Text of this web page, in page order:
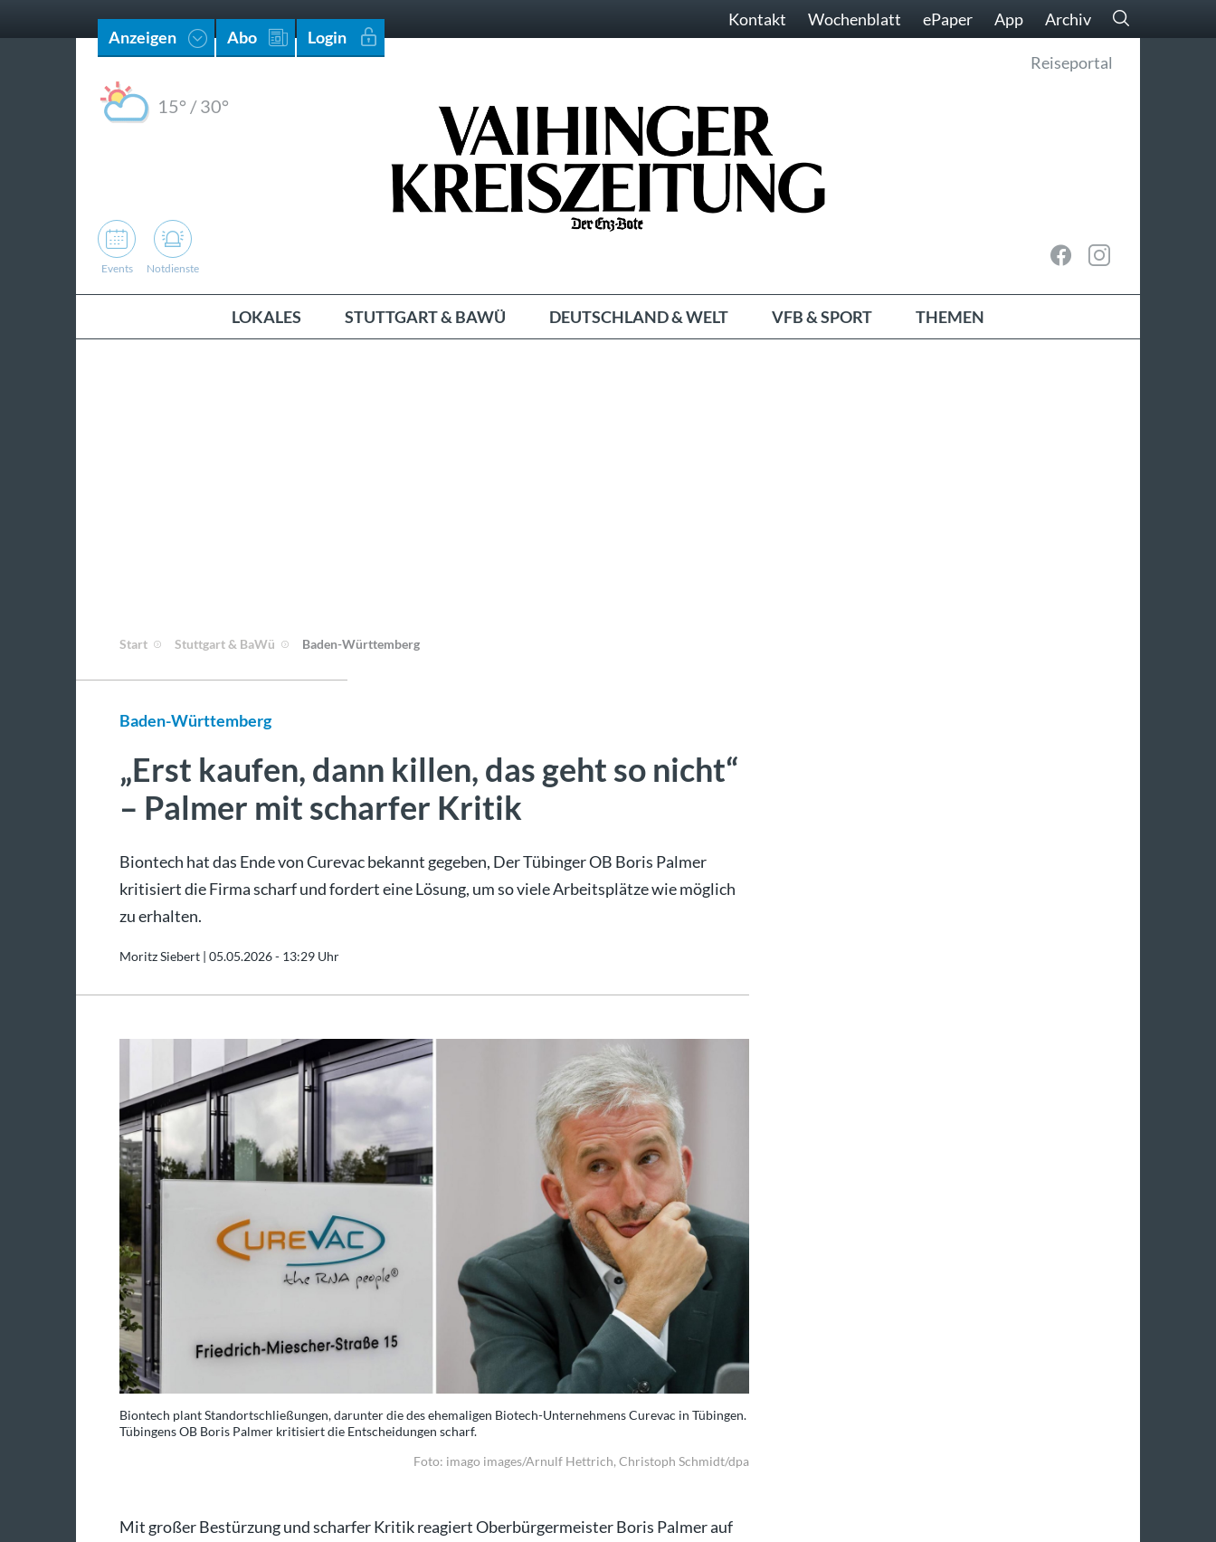
Anzeigen Abo Login
Kontakt Wochenblatt ePaper App Archiv
15° /30°
Reiseportal
Events Notdienste
LOKALES STUTTGART & BAWÜ DEUTSCHLAND & WELT VFB & SPORT THEMEN
Start Stuttgart & BaWü Baden-Württemberg
Baden-Württemberg
„Erst kaufen, dann killen, das geht so nicht“
– Palmer mit scharfer Kritik
Biontech hat das Ende von Curevac bekannt gegeben, Der Tübinger OB Boris Palmer
kritisiert die Firma scharf und fordert eine Lösung, um so viele Arbeitsplätze wie möglich
zu erhalten.
Moritz Siebert | 05.05.2026 - 13:29 Uhr
Biontech plant Standortschließungen, darunter die des ehemaligen Biotech-Unternehmens Curevac in Tübingen.
Tübingens OB Boris Palmer kritisiert die Entscheidungen scharf.
Foto: imago images/Arnulf Hettrich, Christoph Schmidt/dpa
Mit großer Bestürzung und scharfer Kritik reagiert Oberbürgermeister Boris Palmer auf